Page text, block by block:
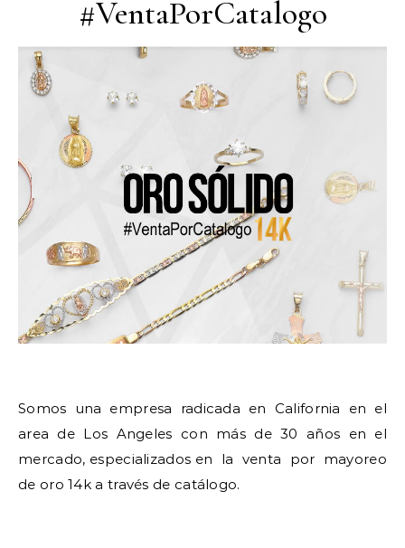
#VentaPorCatalogo
Somos una empresa radicada en California en el
area de Los Angeles con más de 30 años en el
mercado, especializados en la venta por mayoreo
de oro 14k a través de catálogo.